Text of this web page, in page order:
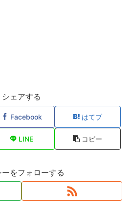
シェアする
Facebook はてブ
LINE コピー
ーをフォローする